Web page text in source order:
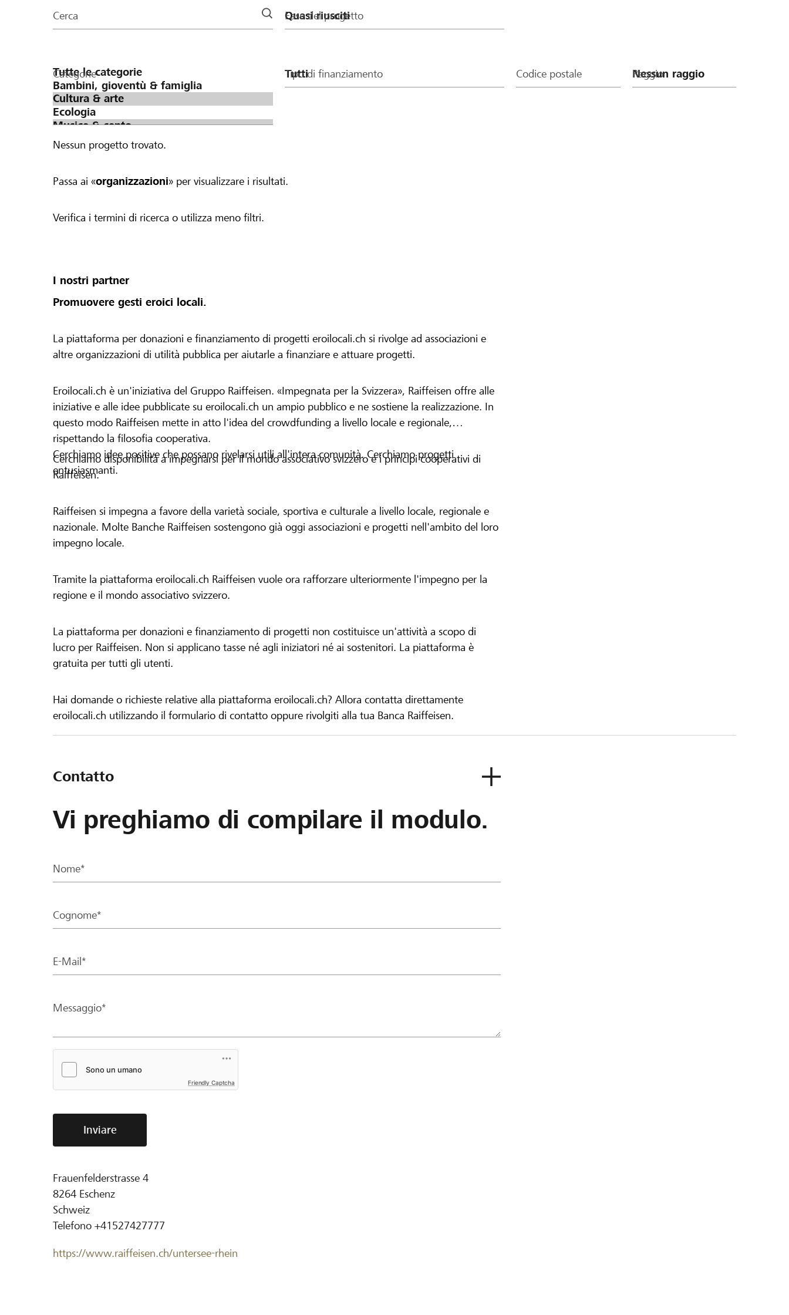
della
Cerca Fase del progetto
Categorie Tipo di finanziamento Codice postale Raggio
Nessun progetto trovato.
Passa ai «organizzazioni» per visualizzare i risultati.
Verifica i termini di ricerca o utilizza meno filtri.
I nostri partner
Promuovere gesti eroici locali.
La piattaforma per donazioni e finanziamento di progetti eroilocali.ch si rivolge ad associazioni e
altre organizzazioni di utilità pubblica per aiutarle a finanziare e attuare progetti.
Eroilocali.ch è un'iniziativa del Gruppo Raiffeisen. «Impegnata per la Svizzera», Raiffeisen offre alle
iniziative e alle idee pubblicate su eroilocali.ch un ampio pubblico e ne sostiene la realizzazione. In
questo modo Raiffeisen mette in atto l'idea del crowdfunding a livello locale e regionale,
rispettando la filosofia cooperativa.
Cerchiamo idee positive che possano rivelarsi utili all'intera comunità. Cerchiamo progetti
entusiasmanti.
Cerchiamo disponibilità a impegnarsi per il mondo associativo svizzero e i principi cooperativi di
Raiffeisen.
Raiffeisen si impegna a favore della varietà sociale, sportiva e culturale a livello locale, regionale e
nazionale. Molte Banche Raiffeisen sostengono già oggi associazioni e progetti nell'ambito del loro
impegno locale.
Tramite la piattaforma eroilocali.ch Raiffeisen vuole ora rafforzare ulteriormente l'impegno per la
regione e il mondo associativo svizzero.
La piattaforma per donazioni e finanziamento di progetti non costituisce un'attività a scopo di
lucro per Raiffeisen. Non si applicano tasse né agli iniziatori né ai sostenitori. La piattaforma è
gratuita per tutti gli utenti.
Hai domande o richieste relative alla piattaforma eroilocali.ch? Allora contatta direttamente
eroilocali.ch utilizzando il formulario di contatto oppure rivolgiti alla tua Banca Raiffeisen.
Contatto
Vi preghiamo di compilare il modulo.
Nome*
Cognome*
E-Mail*
Messaggio*
Friendly Captcha
Inviare
Frauenfelderstrasse 4
8264 Eschenz
Schweiz
Telefono +41527427777
https://www.raiffeisen.ch/untersee-rhein